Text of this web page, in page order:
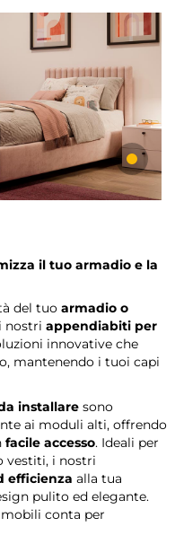
il tuo armadio e la
del tuo armadio o
nostri appendiabiti per
innovative che
mantenendo i tuoi capi
installare sono
ai moduli alti, offrendo
facile accesso. Ideali per
vestiti, i nostri
efficienza alla tua
pulito ed elegante.
conta per